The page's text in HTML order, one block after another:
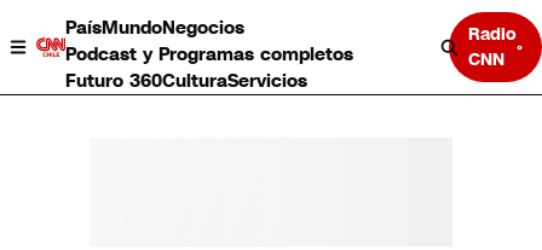
PaísMundoNegocios
Podcast y Programas completos
Futuro 360CulturaServicios
Radio
CNN